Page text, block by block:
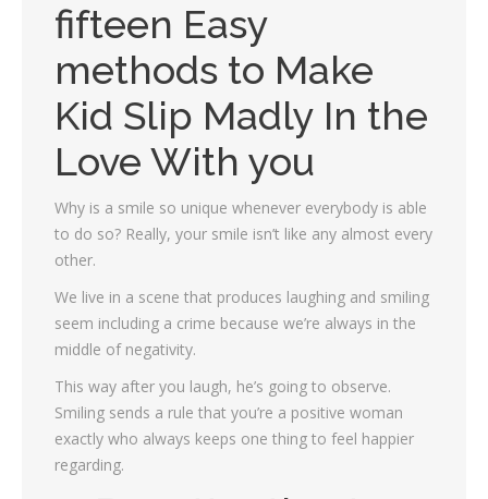
fifteen Easy
methods to Make
Kid Slip Madly In the
Love With you
Why is a smile so unique whenever everybody is able
to do so? Really, your smile isn’t like any almost every
other.
We live in a scene that produces laughing and smiling
seem including a crime because we’re always in the
middle of negativity.
This way after you laugh, he’s going to observe.
Smiling sends a rule that you’re a positive woman
exactly who always keeps one thing to feel happier
regarding.